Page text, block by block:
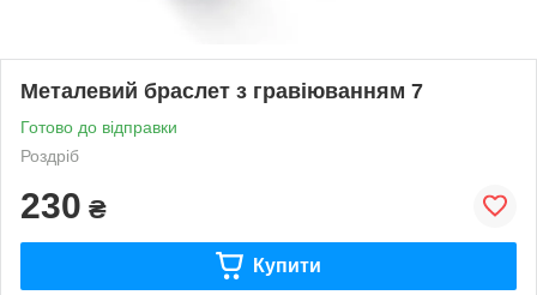
Металевий браслет з гравіюванням 7
Готово до відправки
Роздріб
230 ₴
Купити